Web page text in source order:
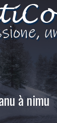
à nimu